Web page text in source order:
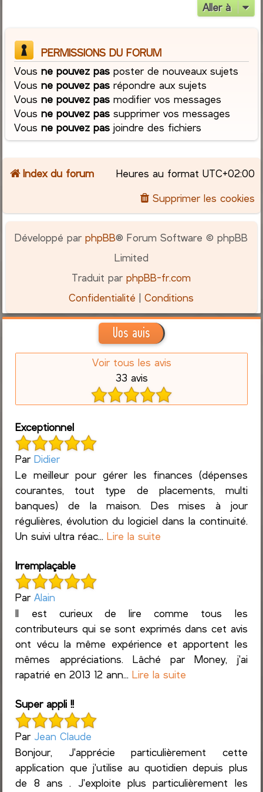
Aller à
PERMISSIONS DU FORUM
Vousne pouvez pas poster de nouveaux sujets
Vousne pouvez pas répondre aux sujets
Vousne pouvez pas modifier vos messages
Vousne pouvez pas supprimer vos messages
Vousne pouvez pas joindre des fichiers
Index du forum Heures au format UTC+02:00
Supprimer les cookies
Développé parphpBB® Forum Software © phpBB
Limited
Traduit parphpBB-fr.com
Confidentialité |Conditions
Vos avis
Voir tous les avis
33 avis
Exceptionnel
ParDidier
Le meilleur pour gérer les finances (dépenses
courantes, tout type de placements, multi
banques) de la maison. Des mises à jour
régulières, évolution du logiciel dans la continuité.
Un suivi ultra réac...Lire la suite
Irremplaçable
ParAlain
Il est curieux de lire comme tous les
contributeurs qui se sont exprimés dans cet avis
ont vécu la même expérience et apportent les
mêmes appréciations. Lâché par Money, j'ai
rapatrié en 2013 12 ann...Lire la suite
Super appli !!
Par Jean Claude
Bonjour, J'apprécie particulièrement cette
application que j'utilise au quotidien depuis plus
de 8 ans . J'exploite plus particulièrement les